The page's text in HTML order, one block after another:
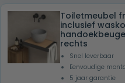
Toiletmeubel
inclusief
rechts
Snel leverbaar
Eenvoudige
5 jaar garantie